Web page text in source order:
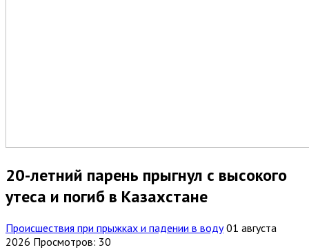
20-летний парень прыгнул с высокого
утеса и погиб в Казахстане
Происшествия при прыжках и падении в воду 01 августа
2026 Просмотров: 30